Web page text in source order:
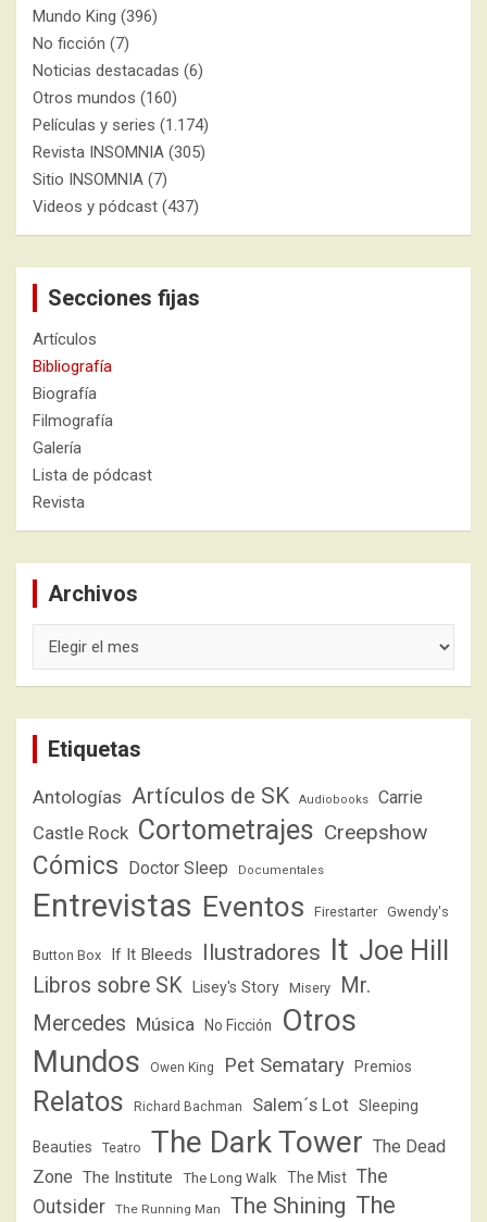
Mundo King (396)
No ficción (7)
Noticias destacadas (6)
Otros mundos (160)
Películas y series (1.174)
Revista INSOMNIA (305)
Sitio INSOMNIA (7)
Videos y pódcast (437)
Secciones fijas
Artículos
Bibliografía
Biografía
Filmografía
Galería
Lista de pódcast
Revista
Archivos
Etiquetas
Antologías Artículos de SK Audiobooks Carrie
Castle Rock Cortometrajes Creepshow
Cómics Doctor Sleep Documentales
Entrevistas Eventos Firestarter Gwendy's
Button Box If It Bleeds Ilustradores It Joe Hill
Libros sobre SK Lisey's Story Misery
Mr.
Mercedes Música No Ficción
Otros
Mundos
Owen King Pet Sematary Premios
Relatos Richard Bachman Salem´s Lot Sleeping
Beauties Teatro The Dark Tower The Dead
Zone The Institute The Long Walk The Mist The
Outsider
The Running Man The Shining The